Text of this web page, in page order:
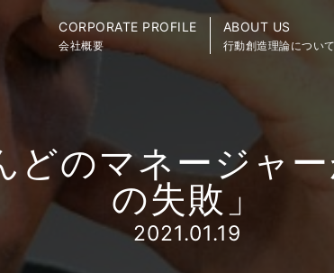
CORPORATE PROFILE
会社概要
ABOUT US
行動創造理論について
どのマネージャ
の失敗」
2021.01.19